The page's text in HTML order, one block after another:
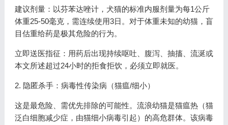
建议剂量：以芬苯达唑计，犬猫的标准内服剂量为每1公斤
体重25-50毫克，需连续使用3日。对于体重未知的幼猫，盲
目估重给药是极其危险的行为。
立即送医指征：用药后出现持续呕吐、腹泻、抽搐、流涎或
本文所述超过24小时的拒食拒饮，必须立即就医。
2. 隐匿杀手：病毒性传染病（猫瘟/细小）
这是最危险、需优先排除的可能性。流浪幼猫是猫瘟热（猫
泛白细胞减少症，由猫细小病毒引起）的高危群体。该病毒